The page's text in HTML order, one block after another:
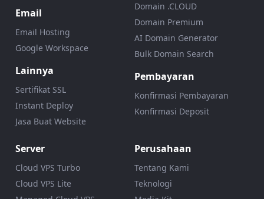
Email
Email Hosting
Google Workspace
Lainnya
Sertifikat SSL
Instant Deploy
Jasa Buat Website
Domain .CLOUD
Domain Premium
AI Domain Generator
Bulk Domain Search
Pembayaran
Konfirmasi Pembayaran
Konfirmasi Deposit
Server
Cloud VPS Turbo
Cloud VPS Lite
Perusahaan
Tentang Kami
Teknologi